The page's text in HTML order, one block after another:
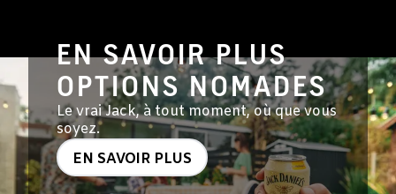
EN SAVOIR PLUS
OPTIONS NOMADES
Le vrai Jack, à tout moment, où que vous
soyez.
EN SAVOIR PLUS